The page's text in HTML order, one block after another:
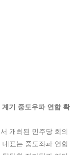
기 중도우파 연합 확
개최된 민주당 회의
대표는 중도좌파 연합